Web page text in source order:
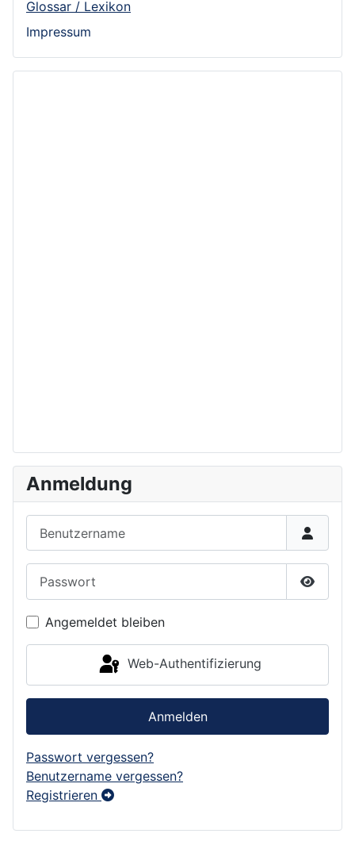
Glossar / Lexikon
Impressum
Anmeldung
Angemeldet bleiben
Web-Authentifizierung
Anmelden
Passwort vergessen?
Benutzername vergessen?
Registrieren